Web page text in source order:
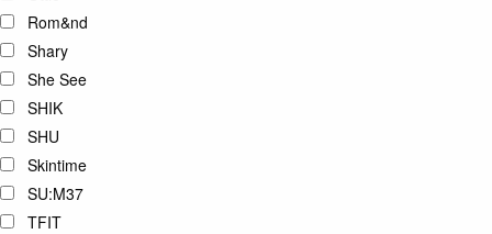
Rom&nd
Shary
She See
SHIK
SHU
Skintime
SU:M37
TFIT